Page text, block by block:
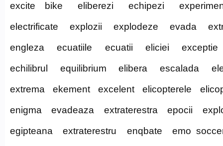
excite bike
eliberezi echipezi
electrificate
explozii explodeze evada
engleza
ecuatiile ecuatii eliciei
exceptie
echilibrul
equilibrium elibera escalada
extrema
ekement excelent elicopterele
enigma
evadeaza extraterestra epocii
egipteana
extraterestru enqbate
emo